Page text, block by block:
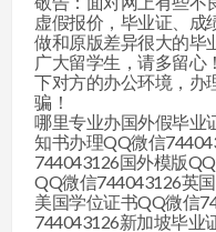
虚假报价，毕业证、成
做和原版差异很大的毕
广大留学生，请多留心
下对方的办公环境，办
骗！
哪里专业办国外假毕业
知书办理QQ微信
744043126国外模版
QQ微信744043126英
美国学位证书QQ微信
744043126新加坡毕业